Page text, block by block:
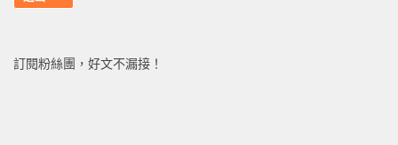
訂閱粉絲團，好文不漏接！